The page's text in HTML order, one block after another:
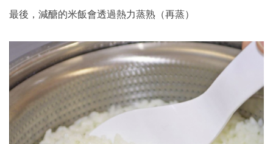
最後，減醣的米飯會透過熱力蒸熟（再蒸）